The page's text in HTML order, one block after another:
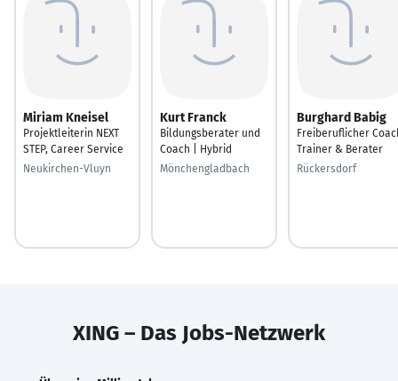
Miriam Kneisel
Projektleiterin NEXT
STEP, Career Service
Neukirchen-Vluyn
Kurt Franck
Bildungsberater und
Coach | Hybrid
Mönchengladbach
Burghard Babig
Freiberuflicher
Trainer & Berater
Rückersdorf
XING – Das Jobs-Netzwerk